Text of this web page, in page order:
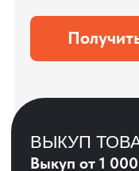
ДО ОПЛАТЫ?